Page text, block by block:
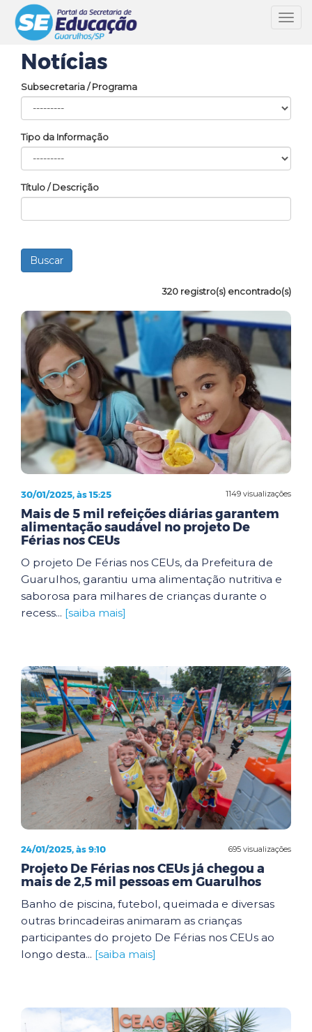
Notícias
Subsecretaria / Programa
Tipo da Informação
Título / Descrição
320 registro(s) encontrado(s)
1149 visualizações
30/01/2025, às 15:25
Mais de 5 mil refeições diárias garantem
alimentação saudável no projeto De
Férias nos CEUs
O projeto De Férias nos CEUs, da Prefeitura de
Guarulhos, garantiu uma alimentação nutritiva e
saborosa para milhares de crianças durante o
recess... [saiba mais]
695 visualizações
24/01/2025, às 9:10
Projeto De Férias nos CEUs já chegou a
mais de 2,5 mil pessoas em Guarulhos
Banho de piscina, futebol, queimada e diversas
outras brincadeiras animaram as crianças
participantes do projeto De Férias nos CEUs ao
longo desta... [saiba mais]